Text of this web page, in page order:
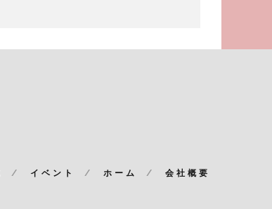
イベント ホーム
会社概要